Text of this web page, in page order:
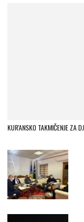
KUR'ANSKO TAKMIČENJE ZA